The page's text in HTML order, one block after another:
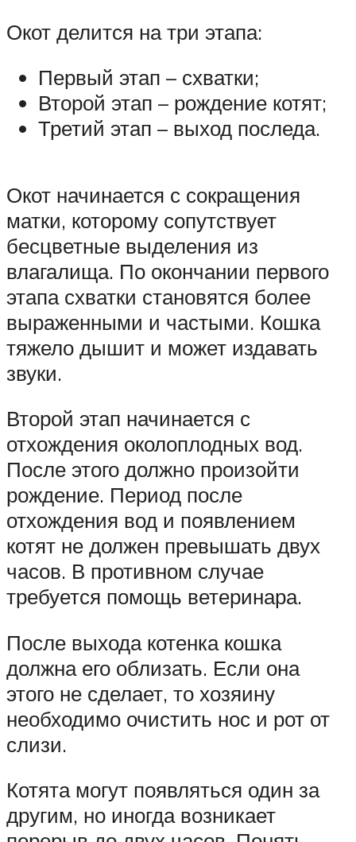
Окот делится на три этапа:
Первый этап – схватки;
Второй этап – рождение котят;
Третий этап – выход последа.
Окот начинается с сокращения
матки, которому сопутствует
бесцветные выделения из
влагалища. По окончании первого
этапа схватки становятся более
выраженными и частыми. Кошка
тяжело дышит и может издавать
звуки.
Второй этап начинается с
отхождения околоплодных вод.
После этого должно произойти
рождение. Период после
отхождения вод и появлением
котят не должен превышать двух
часов. В противном случае
требуется помощь ветеринара.
После выхода котенка кошка
должна его облизать. Если она
этого не сделает, то хозяину
необходимо очистить нос и рот от
слизи.
Котята могут появляться один за
другим, но иногда возникает